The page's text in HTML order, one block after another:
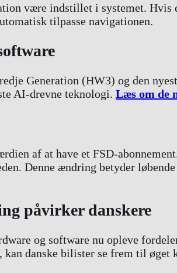
være indstillet i systemet.
tilpasse navigationen.
Generation (HW3) og den
AI-drevne teknologi. Læs om de
af at have et FSD-
Denne ændring betyder
påvirker danskere
og software nu opleve
danske bilister se frem til øget